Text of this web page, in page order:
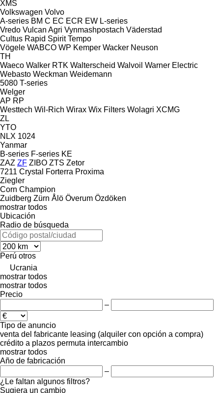
XMS
Volkswagen Volvo
A-series BM C EC ECR EW L-series
Vredo Vulcan Agri Vynmashpostach Väderstad
Cultus Rapid Spirit Tempo
Vögele WABCO WP Kemper Wacker Neuson
TH
Waeco Walker RTK Walterscheid Walvoil Warner Electric
Webasto Weckman Weidemann
5080 T-series
Welger
AP RP
Westtech Wil-Rich Wirax Wix Filters Wolagri XCMG
ZL
YTO
NLX 1024
Yanmar
B-series F-series KE
ZAZ ZF ZIBO ZTS Zetor
7211 Crystal Forterra Proxima
Ziegler
Corn Champion
Zuidberg Zürn Ålö Överum Özdöken
mostrar todos
Ubicación
Radio de búsqueda
Perú otros
Ucrania
mostrar todos
mostrar todos
Precio
–
Tipo de anuncio
venta del fabricante leasing (alquiler con opción a compra)
crédito a plazos permuta intercambio
mostrar todos
Año de fabricación
–
¿Le faltan algunos filtros?
Sugiera un cambio